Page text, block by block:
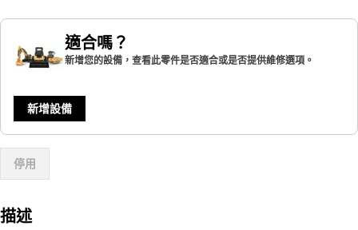
適合嗎？
新增您的設備，查看此零件是否適合或是否提供維修選項。
新增設備
停用
描述